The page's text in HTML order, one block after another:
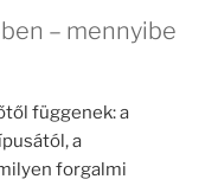
– mennyibe
függenek: a
a
forgalmi